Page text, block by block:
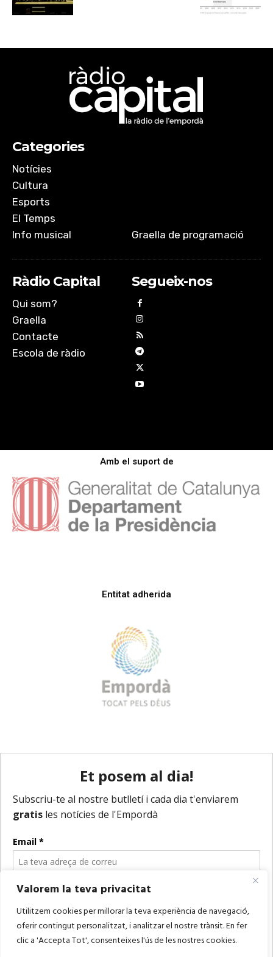
Valorem la teva privacitat
Utilitzem cookies per millorar la teva experiència de navegació,
oferir contingut personalitzat, i analitzar el nostre trànsit. En fer
clic a 'Accepta Tot', consenteixes l'ús de les nostres cookies.
Categories
Notícies
Cultura
Esports
El Temps
Info musical
Graella de programació
Ràdio Capital
Qui som?
Graella
Contacte
Escola de ràdio
Segueix-nos
Amb el suport de
Entitat adherida